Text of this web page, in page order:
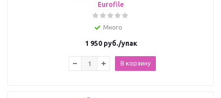
Eurofile
Много
1 950руб./упак
В корзину